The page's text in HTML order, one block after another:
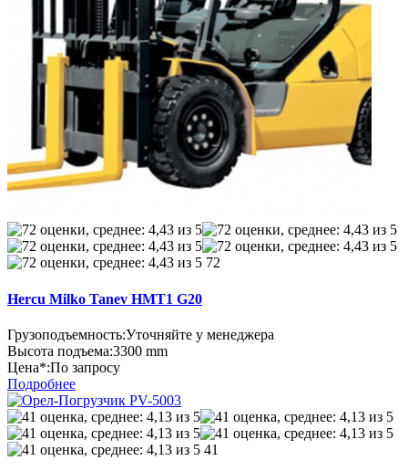
72
Hercu Milko Tanev HMT1 G20
Грузоподъемность:Уточняйте у менеджера
Высота подъема:3300 mm
Цена*:По запросу
Подробнее
41